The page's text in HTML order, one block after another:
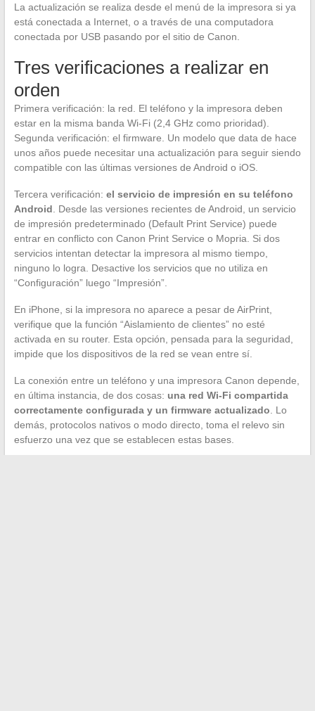
La actualización se realiza desde el menú de la impresora si ya
está conectada a Internet, o a través de una computadora
conectada por USB pasando por el sitio de Canon.
Tres verificaciones a realizar en
orden
Primera verificación: la red. El teléfono y la impresora deben
estar en la misma banda Wi-Fi (2,4 GHz como prioridad).
Segunda verificación: el firmware. Un modelo que data de hace
unos años puede necesitar una actualización para seguir siendo
compatible con las últimas versiones de Android o iOS.
Tercera verificación: el servicio de impresión en su teléfono
Android. Desde las versiones recientes de Android, un servicio
de impresión predeterminado (Default Print Service) puede
entrar en conflicto con Canon Print Service o Mopria. Si dos
servicios intentan detectar la impresora al mismo tiempo,
ninguno lo logra. Desactive los servicios que no utiliza en
“Configuración” luego “Impresión”.
En iPhone, si la impresora no aparece a pesar de AirPrint,
verifique que la función “Aislamiento de clientes” no esté
activada en su router. Esta opción, pensada para la seguridad,
impide que los dispositivos de la red se vean entre sí.
La conexión entre un teléfono y una impresora Canon depende,
en última instancia, de dos cosas: una red Wi-Fi compartida
correctamente configurada y un firmware actualizado. Lo
demás, protocolos nativos o modo directo, toma el relevo sin
esfuerzo una vez que se establecen estas bases.